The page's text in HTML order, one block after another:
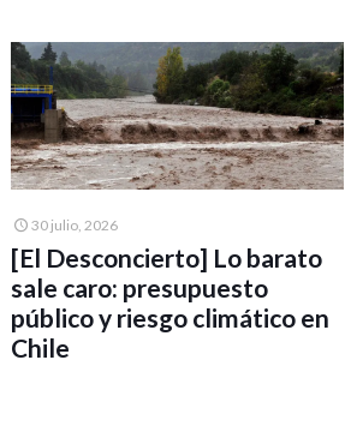
30 julio, 2026
[El Desconcierto] Lo barato
sale caro: presupuesto
público y riesgo climático en
Chile